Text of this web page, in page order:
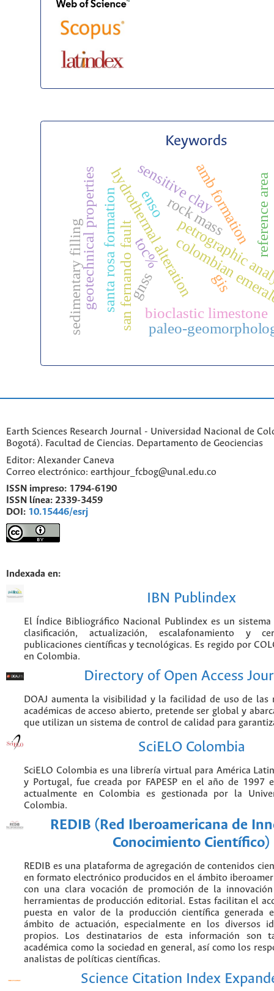
Keywords
colombian
hydrothermal alteration
santa rosa formationsan fernando fault petrographic
geotechnical properties amb formation
bioclastic limestone
sedimentary filling paleo-
reference area
gis
rock mass
enso
gnss
toc%
sensitive clay
Earth Sciences Research Journal - Universidad Nacional de
Bogotá). Facultad de Ciencias. Departamento de Geociencias
Editor: Alexander Caneva
Correo electrónico: earthjour_fcbog@unal.edu.co
ISSN impreso: 1794-6190
ISSN línea: 2339-3459
DOI: 10.15446/esrj
Indexada en:
IBN Publindex
El Índice Bibliográfico Nacional Publindex es un
clasificación, actualización, escalafonamiento y
publicaciones científicas y tecnológicas. Es regido por
en Colombia.
Directory of Open Access
DOAJ aumenta la visibilidad y la facilidad de uso de las
académicas de acceso abierto, pretende ser global y
que utilizan un sistema de control de calidad para
SciELO Colombia
SciELO Colombia es una librería virtual para América
y Portugal, fue creada por FAPESP en el año de 1997
actualmente en Colombia es gestionada por la
Colombia.
REDIB (Red Iberoamericana de
Conocimiento Científico)
REDIB es una plataforma de agregación de contenidos
en formato electrónico producidos en el ámbito
con una clara vocación de promoción de la
herramientas de producción editorial. Estas facilitan el
puesta en valor de la producción científica generada
ámbito de actuación, especialmente en los diversos
propios. Los destinatarios de esta información son
académica como la sociedad en general, así como los
analistas de políticas científicas.
Science Citation Index